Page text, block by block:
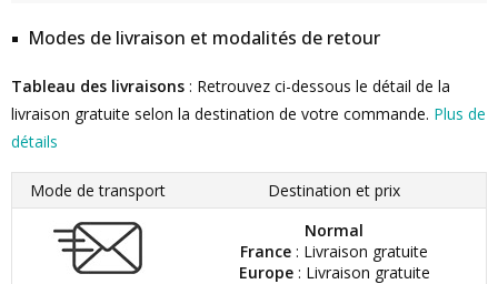
Modes de livraison et modalités de retour
Tableau des livraisons : Retrouvez ci-dessous le détail de la
livraison gratuite selon la destination de votre commande. Plus de
détails
Mode de transport
Destination et prix
Normal
France : Livraison gratuite
Europe: Livraison gratuite